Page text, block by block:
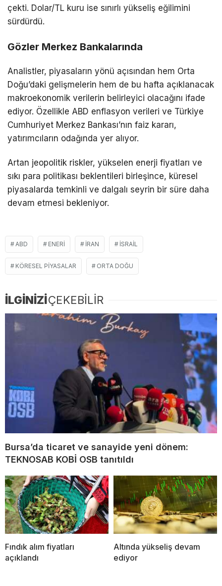
çekti. Dolar/TL kuru ise sınırlı yükseliş eğilimini
sürdürdü.
Gözler Merkez Bankalarında
Analistler, piyasaların yönü açısından hem Orta
Doğu’daki gelişmelerin hem de bu hafta açıklanacak
makroekonomik verilerin belirleyici olacağını ifade
ediyor. Özellikle ABD enflasyon verileri ve Türkiye
Cumhuriyet Merkez Bankası’nın faiz kararı,
yatırımcıların odağında yer alıyor.
Artan jeopolitik riskler, yükselen enerji fiyatları ve
sıkı para politikası beklentileri birleşince, küresel
piyasalarda temkinli ve dalgalı seyrin bir süre daha
devam etmesi bekleniyor.
ABD ENERI İRAN ISRAIL
KÖRESEL PIYASALAR ORTA DOĞU
İLGİNİZİÇEKEBİLİR
Bursa’da ticaret ve sanayide yeni dönem:
TEKNOSAB KOBİ OSB tanıtıldı
Fındık alım fiyatları
açıklandı
Altında yükseliş devam
ediyor